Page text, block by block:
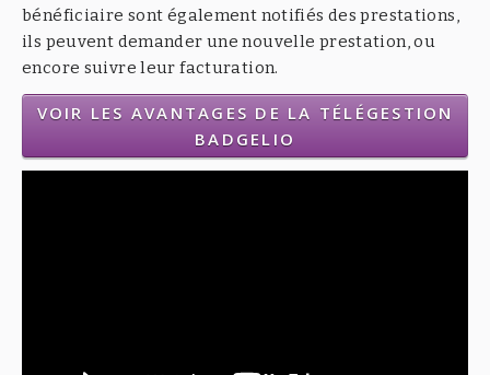
bénéficiaire sont également notifiés des prestations,
ils peuvent demander une nouvelle prestation, ou
encore suivre leur facturation.
VOIR LES AVANTAGES DE LA TÉLÉGESTION
BADGELIO